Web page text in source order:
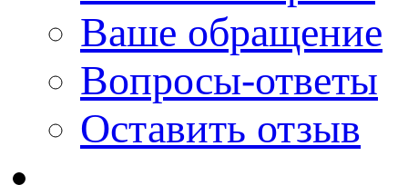
Ваше обращение
Вопросы-ответы
Оставить отзыв